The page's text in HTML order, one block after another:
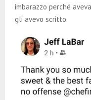
imbarazzo perché
gli avevo scritto.